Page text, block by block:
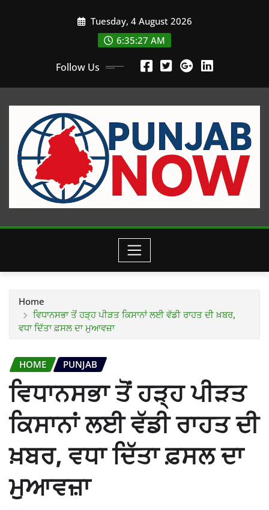
Tuesday, 4 August 2026
6:35:29 AM
Follow Us
Home
ਵਿਧਾਨਸਭਾ ਤੋਂ ਹੜ੍ਹ ਪੀੜਤ ਕਿਸਾਨਾਂ ਲਈ ਵੱਡੀ ਰਾਹਤ ਦੀ ਖ਼ਬਰ,
ਵਧਾ ਦਿੱਤਾ ਫ਼ਸਲ ਦਾ ਮੁਆਵਜ਼ਾ
HOME PUNJAB
ਵਿਧਾਨਸਭਾ ਤੋਂ ਹੜ੍ਹ ਪੀੜਤ
ਕਿਸਾਨਾਂ ਲਈ ਵੱਡੀ ਰਾਹਤ ਦੀ
ਖ਼ਬਰ, ਵਧਾ ਦਿੱਤਾ ਫ਼ਸਲ ਦਾ
ਮੁਆਵਜ਼ਾ